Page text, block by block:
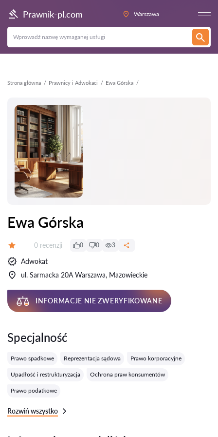
Prawnik-pl.com Warszawa
Strona główna Prawnicy i Adwokaci Ewa Górska
Wstecz
Ewa Górska
Recenzji:
0 recenzji 0 0 3
Adwokat
ul. Sarmacka 20A Warszawa, Mazowieckie
INFORMACJE NIE ZWERYFIKOWANE
Specjalność
Prawo spadkowe Reprezentacja sądowa Prawo korporacyjne
Upadłość i restrukturyzacja Ochrona praw konsumentów
Prawo podatkowe
Rozwiń wszystko